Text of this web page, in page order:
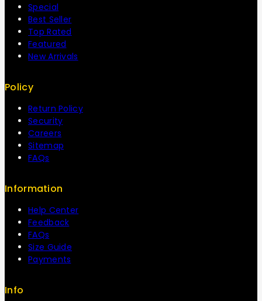
Special
Best Seller
Top Rated
Featured
New Arrivals
Policy
Return Policy
Security
Careers
Sitemap
FAQs
Information
Help Center
Feedback
FAQs
Size Guide
Payments
Info